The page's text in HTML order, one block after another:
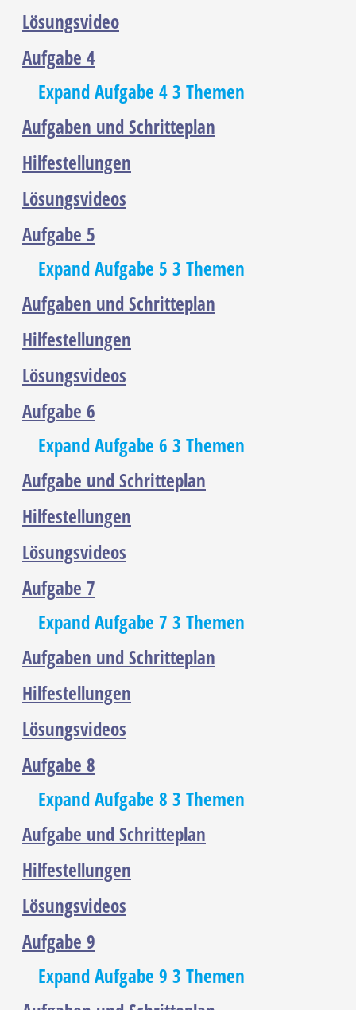
Lösungsvideo
Aufgabe 4
ExpandAufgabe 43 Themen
Aufgaben und Schritteplan
Hilfestellungen
Lösungsvideos
Aufgabe 5
ExpandAufgabe 5 3 Themen
Aufgaben und Schritteplan
Hilfestellungen
Lösungsvideos
Aufgabe 6
ExpandAufgabe 6 3 Themen
Aufgabe und Schritteplan
Hilfestellungen
Lösungsvideos
Aufgabe 7
ExpandAufgabe 7 3 Themen
Aufgaben und Schritteplan
Hilfestellungen
Lösungsvideos
Aufgabe 8
ExpandAufgabe 8 3 Themen
Aufgabe und Schritteplan
Hilfestellungen
Lösungsvideos
Aufgabe 9
ExpandAufgabe 9 3 Themen